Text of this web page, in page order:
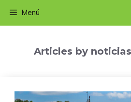
Menú
Articles by